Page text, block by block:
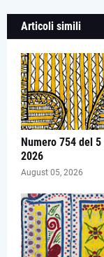
Articoli simili
Numero 754 del
2026
August 05, 2026